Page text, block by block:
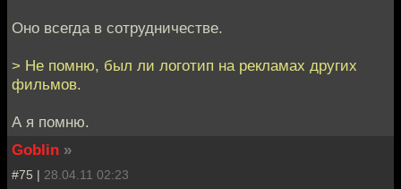
Оно всегда в сотрудничестве.
> Не помню, был ли логотип на рекламах других
фильмов.
А я помню.
Goblin »
#75 | 28.04.11 02:23